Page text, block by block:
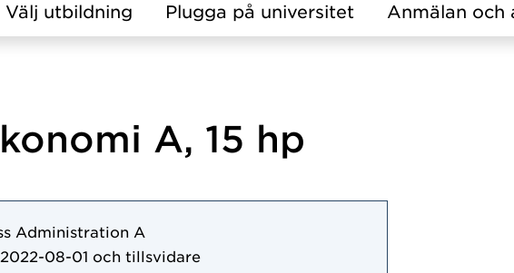
Välj utbildning Plugga på universitet Anmälan och
A, 15 hp
Administration A
2022-08-01 och tillsvidare